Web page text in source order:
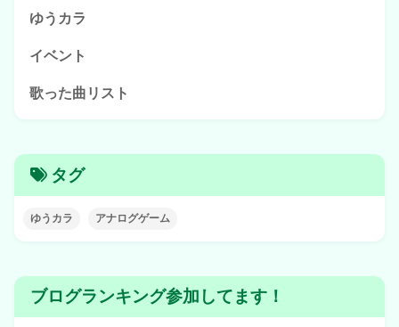
ゆうカラ
イベント
歌った曲リスト
タグ
ゆうカラ アナログゲーム
ブログランキング参加してます！